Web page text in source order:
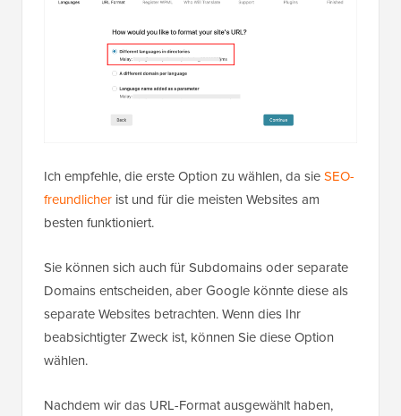
Ich empfehle, die erste Option zu wählen, da sieSEO-
freundlicher ist und für die meisten Websites am
besten funktioniert.
Sie können sich auch für Subdomains oder separate
Domains entscheiden, aber Google könnte diese als
separate Websites betrachten. Wenn dies Ihr
beabsichtigter Zweck ist, können Sie diese Option
wählen.
Nachdem wir das URL-Format ausgewählt haben,